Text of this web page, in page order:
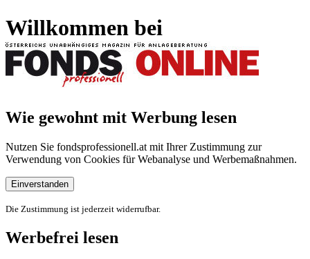
Willkommen bei
Wie gewohnt mit Werbung lesen
Nutzen Sie fondsprofessionell.at mit Ihrer Zustimmung zur
Verwendung von Cookies für Webanalyse und Werbemaßnahmen.
Einverstanden
Die Zustimmung ist jederzeit widerrufbar.
Werbefrei lesen